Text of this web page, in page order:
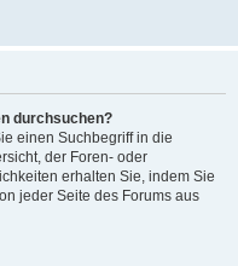
durchsuchen?
einen Suchbegriff in die
der Foren- oder
erhalten Sie, indem Sie
jeder Seite des Forums aus